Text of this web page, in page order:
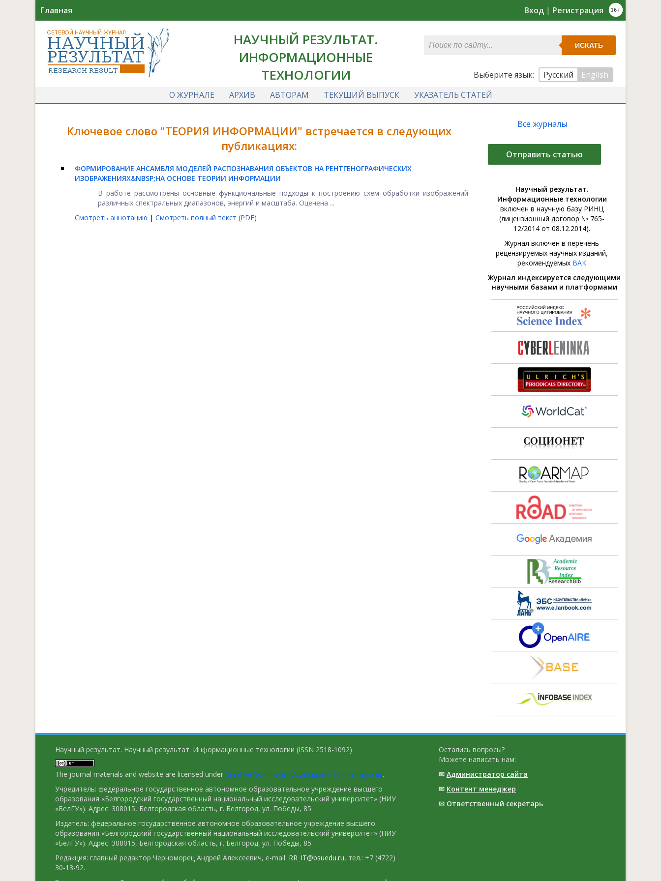
Главная Вход | Регистрация
НАУЧНЫЙ РЕЗУЛЬТАТ.
ИНФОРМАЦИОННЫЕ
ТЕХНОЛОГИИ
ИСКАТЬ
Выберите язык: Русский
English
О ЖУРНАЛЕ
АРХИВ АВТОРАМ ТЕКУЩИЙ ВЫПУСК УКАЗАТЕЛЬ СТАТЕЙ
Ключевое слово "ТЕОРИЯ ИНФОРМАЦИИ" встречается в следующих
публикациях:
ФОРМИРОВАНИЕ АНСАМБЛЯ МОДЕЛЕЙ РАСПОЗНАВАНИЯ ОБЪЕКТОВ НА РЕНТГЕНОГРАФИЧЕСКИХ
ИЗОБРАЖЕНИЯХ&NBSP;НА ОСНОВЕ ТЕОРИИ ИНФОРМАЦИИ
В работе рассмотрены основные функциональные подходы к построению схем обработки изображений
различных спектральных диапазонов, энергий и масштаба. Оценена ...
Смотреть аннотацию | Смотреть полный текст (PDF)
Все журналы
Отправить статью
Научный результат.
Информационные технологии
включен в научную базу РИНЦ
(лицензионный договор № 765-
12/2014 от 08.12.2014).
Журнал включен в перечень
рецензируемых научных изданий,
рекомендуемых ВАК
Журнал индексируется следующими
научными базами и платформами
Научный результат. Научный результат. Информационные технологии (ISSN 2518-1092)
The journal materials and website are licensed under Creative Commons «Attribution» 4.0 International.
Учредитель: федеральное государственное автономное образовательное учреждение высшего
образования «Белгородский государственный национальный исследовательский университет» (НИУ
«БелГУ»). Адрес: 308015, Белгородская область, г. Белгород, ул. Победы, 85.
Издатель: федеральное государственное автономное образовательное учреждение высшего
образования «Белгородский государственный национальный исследовательский университет» (НИУ
«БелГУ»). Адрес: 308015, Белгородская область, г. Белгород, ул. Победы, 85.
Редакция: главный редактор Черноморец Андрей Алексеевич, e-mail: RR_IT@bsuedu.ru, тел.: +7 (4722)
30-13-92.
Остались вопросы?
Можете написать нам:
✉ Администратор сайта
✉ Контент менеджер
✉ Ответственный cекретарь